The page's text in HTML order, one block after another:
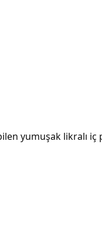
yumuşak likralı iç